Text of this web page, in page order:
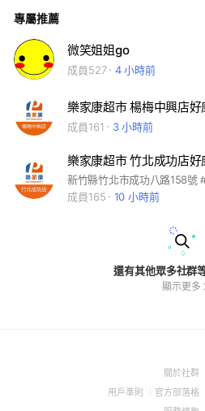
專屬推薦
微笑姐姐go
成員527 4 小時前
樂家康超市 楊梅中興店好
成員161 3 小時前
樂家康超市 竹北成功店好
新竹縣竹北市成功八路158號
成員165
10 小時前
還有其他眾多社群
顯示更多
關於社群
用戶準則
(Open
官方部落格